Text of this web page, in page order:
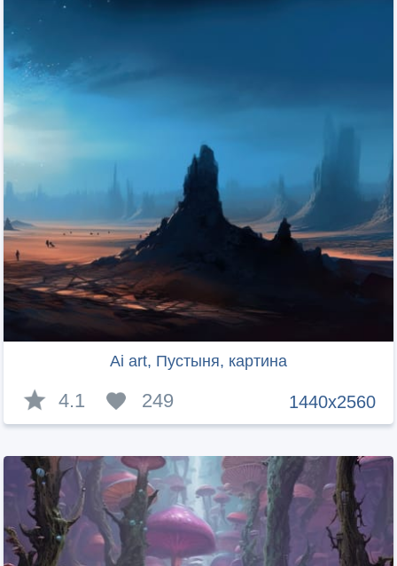
Ai art, Пустыня, картина
1440x2560
4.1 249